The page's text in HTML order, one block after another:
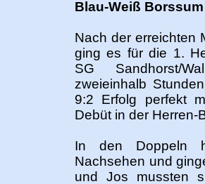
Blau-Weiß
Nach der erreichten
ging es für die 1.
SG Sandhorst/
zweieinhalb
9:2 Erfolg perfekt
Debüt in der Herren-
In den Doppeln
Nachsehen und
und Jos mussten